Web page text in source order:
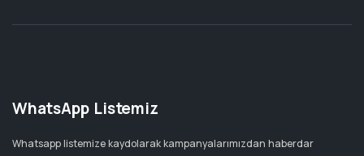
WhatsApp Listemiz
Whatsapp listemize kaydolarak kampanyalarımızdan haberdar